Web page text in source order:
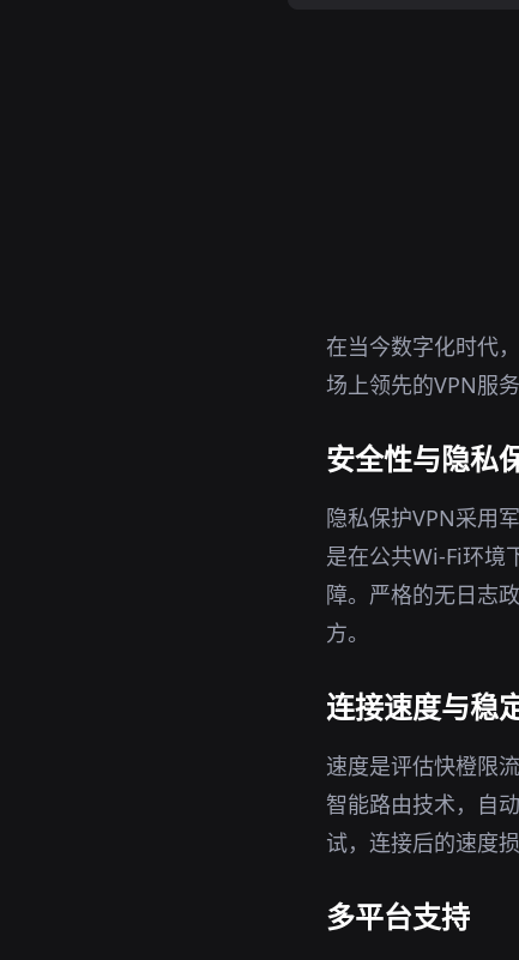
在当今数字化时代
场上领先的VPN服
安全性与隐私
隐私保护VPN采用
是在公共Wi-Fi环境
障。严格的无日志
方。
连接速度与稳
速度是评估快橙限
智能路由技术，自
试，连接后的速度
多平台支持